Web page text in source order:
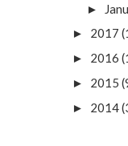
►
► 2017
► 2016
► 2015
► 2014